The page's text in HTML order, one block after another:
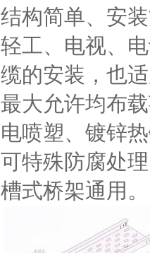
结构简单、安
轻工、电视、
缆的安装，也
最大允许均布
电喷塑、镀锌
可特殊防腐处
槽式桥架通用。